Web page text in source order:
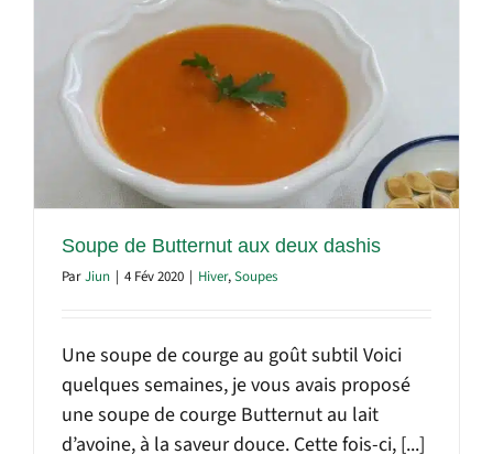
Soupe de Butternut aux deux dashis
ParJiun | 4 Fév 2020 | Hiver,Soupes
Une soupe de courge au goût subtil Voici
quelques semaines, je vous avais proposé
une soupe de courge Butternut au lait
d’avoine, à la saveur douce. Cette fois-ci, [...]